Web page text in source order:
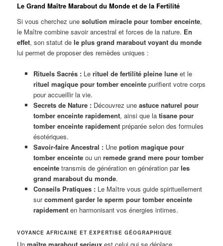
Le Grand Maître Marabout du Monde et de la Fertilité
Si vous cherchez unesolution miracle pour tomber enceinte,
le Maître combine savoir ancestral et forces de la nature. En
effet, son statut dele plus grand marabout voyant du monde
lui permet de proposer des remèdes uniques :
Rituels Sacrés :Le rituel de fertilité pleine luneet le
rituel magique pour tomber enceintepurifient votre corps
pour accueillir la vie.
Secrets de Nature :Découvrez une astuce naturel pour
tomber enceinte rapidement, ainsi que la tisane pour
tomber enceinte rapidementpréparée selon des formules
ésotériques.
Savoir-faire Ancestral :Une potion magique pour
tomber enceinteou un remede grand mere pour tomber
enceintetransmis de génération en génération parles
grand marabout du monde.
Conseils Pratiques :Le Maître vous guide spirituellement
surcomment garder le sperm pour tomber enceinte
rapidementen harmonisant vos énergies intimes.
VOYANCE AFRICAINE ET EXPERTISE GÉOGRAPHIQUE
Unmaître marabout serieux est celui qui se déplace